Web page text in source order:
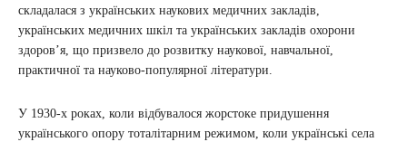
складалася з українських наукових медичних закладів,
українських медичних шкіл та українських закладів охорони
здоров’я, що призвело до розвитку наукової, навчальної,
практичної та науково-популярної літератури.
У 1930-х роках, коли відбувалося жорстоке придушення
українського опору тоталітарним режимом, коли українські села